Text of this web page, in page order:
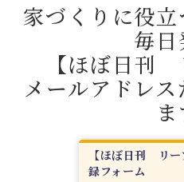
家づくりに役
毎日
【ほぼ日刊
メールアドレ
【ほぼ日刊 リ
録フォーム